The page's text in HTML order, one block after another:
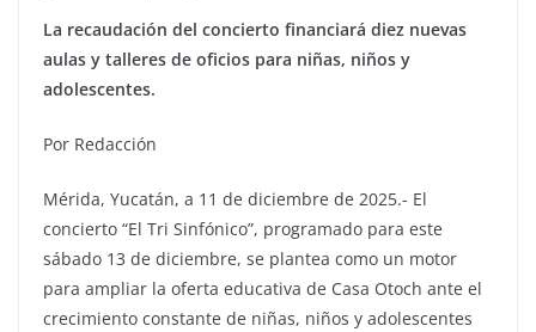
La recaudación del concierto financiará diez nuevas
aulas y talleres de oficios para niñas, niños y
adolescentes.
Por Redacción
Mérida, Yucatán, a 11 de diciembre de 2025.- El
concierto “El Tri Sinfónico”, programado para este
sábado 13 de diciembre, se plantea como un motor
para ampliar la oferta educativa de Casa Otoch ante el
crecimiento constante de niñas, niños y adolescentes